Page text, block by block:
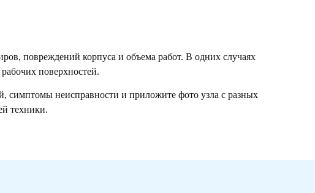
повреждений корпуса и объема работ. В одних случаях
поверхностей.
симптомы неисправности и приложите фото узла с разных
техники.